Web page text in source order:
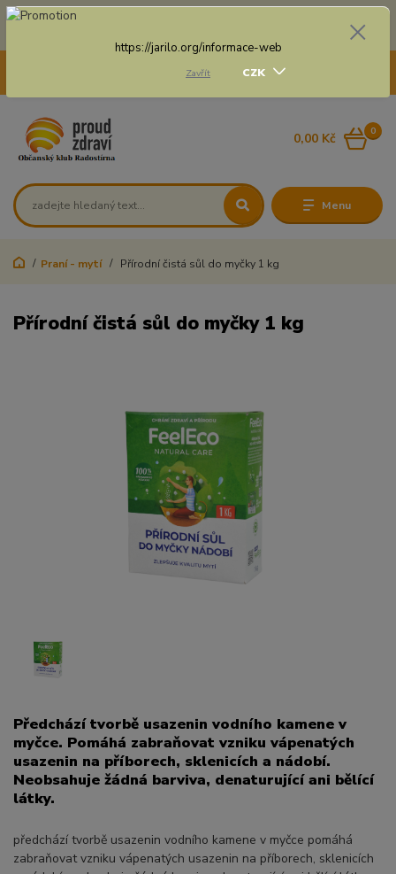
Doprava zdarma na některé druhy dopravy při nákupu
Menu
CZK
0
0,00 Kč
Praní - mytí Přírodní čistá sůl do myčky 1 kg
Přírodní čistá sůl do myčky 1 kg
Předchází tvorbě usazenin vodního kamene v
myčce. Pomáhá zabraňovat vzniku vápenatých
usazenin na příborech, sklenicích a nádobí.
Neobsahuje žádná barviva, denaturující ani bělící
látky.
předchází tvorbě usazenin vodního kamene v myčce pomáhá
zabraňovat vzniku vápenatých usazenin na příborech, sklenicích
https://jarilo.org/informace-web
Zavřít